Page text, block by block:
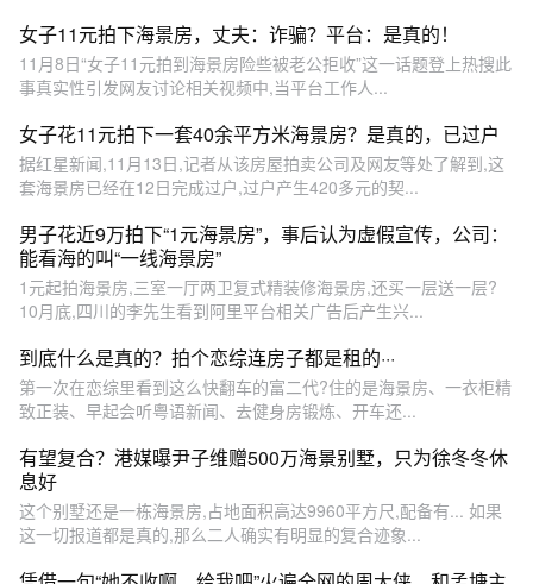
女子11元拍下海景房，丈夫：诈骗？平台：是真的！
11月8日“女子11元拍到海景房险些被老公拒收”这一话题登上热搜此
事真实性引发网友讨论相关视频中,当平台工作人...
女子花11元拍下一套40余平方米海景房？是真的，已过户
据红星新闻,11月13日,记者从该房屋拍卖公司及网友等处了解到,这
套海景房已经在12日完成过户,过户产生420多元的契...
男子花近9万拍下“1元海景房”，事后认为虚假宣传，公司：
能看海的叫“一线海景房”
1元起拍海景房,三室一厅两卫复式精装修海景房,还买一层送一层?
10月底,四川的李先生看到阿里平台相关广告后产生兴...
到底什么是真的？拍个恋综连房子都是租的···
第一次在恋综里看到这么快翻车的富二代?住的是海景房、一衣柜精
致正装、早起会听粤语新闻、去健身房锻炼、开车还...
有望复合？港媒曝尹子维赠500万海景别墅，只为徐冬冬休
息好
这个别墅还是一栋海景房,占地面积高达9960平方尺,配备有... 如果
这一切报道都是真的,那么二人确实有明显的复合迹象...